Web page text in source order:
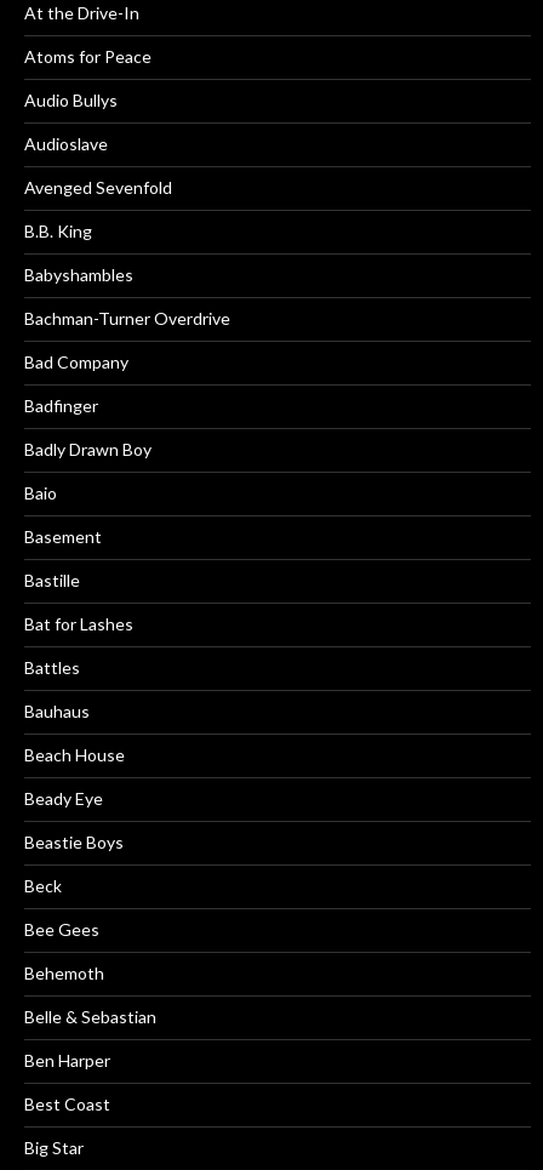
At the Drive-In
Atoms for Peace
Audio Bullys
Audioslave
Avenged Sevenfold
B.B. King
Babyshambles
Bachman-Turner Overdrive
Bad Company
Badfinger
Badly Drawn Boy
Baio
Basement
Bastille
Bat for Lashes
Battles
Bauhaus
Beach House
Beady Eye
Beastie Boys
Beck
Bee Gees
Behemoth
Belle & Sebastian
Ben Harper
Best Coast
Big Star